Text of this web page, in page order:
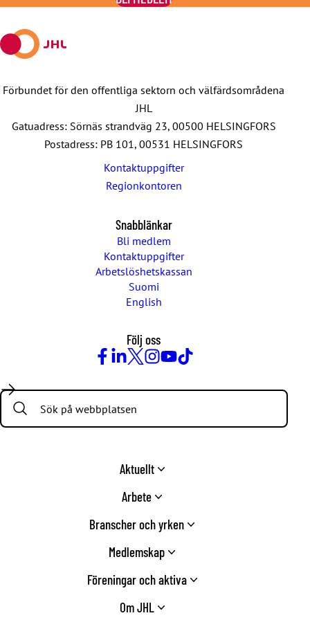
Förbundet för den offentliga sektorn och välfärdsområdena
JHL
Gatuadress: Sörnäs strandväg 23, 00500 HELSINGFORS
Postadress: PB 101, 00531 HELSINGFORS
Kontaktuppgifter
Regionkontoren
Snabblänkar
Bli medlem
Kontaktuppgifter
Arbetslöshetskassan
Suomi
English
Följ oss
Search:
Aktuellt
Arbete
Branscher och yrken
Medlemskap
Föreningar och aktiva
Om JHL